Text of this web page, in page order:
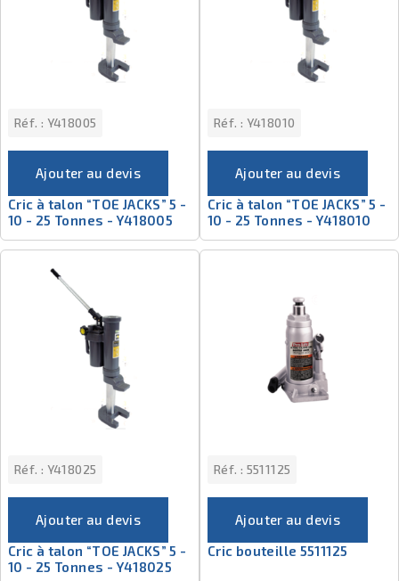
Réf. : Y418005
Ajouter au devis
Cric à talon “TOE JACKS” 5 -
10 - 25 Tonnes - Y418005
Réf. : Y418010
Ajouter au devis
Cric à talon “TOE JACKS” 5 -
10 - 25 Tonnes - Y418010
Réf. : Y418025
Ajouter au devis
Cric à talon “TOE JACKS” 5 -
10 - 25 Tonnes - Y418025
Réf. : 5511125
Ajouter au devis
Cric bouteille 5511125